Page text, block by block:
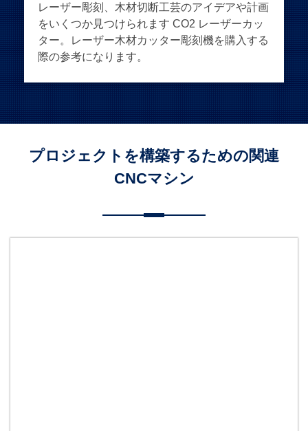
レーザー彫刻、木材切断工芸のアイデアや計画
をいくつか見つけられます CO2 レーザーカッ
ター。レーザー木材カッター彫刻機を購入する
際の参考になります。
プロジェクトを構築するための関連
CNCマシン